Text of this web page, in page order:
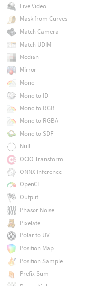
Live Video
Mask from Curves
Match Camera
Match UDIM
Median
Mirror
Mono
Mono to ID
Mono to RGB
Mono to RGBA
Mono to SDF
Null
OCIO Transform
ONNX Inference
OpenCL
Output
Phasor Noise
Pixelate
Polar to UV
Position Map
Position Sample
Prefix Sum